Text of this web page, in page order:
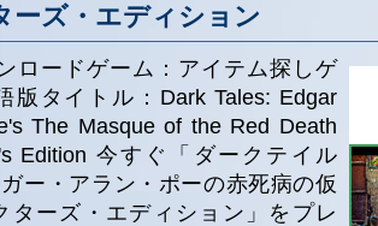
ーズ・エディション
ロードゲーム：アイテム探しゲ
版タイトル：Dark Tales: Edgar
The Masque of the Red Death
Edition 今すぐ「ダークテイル
ー・アラン・ポーの赤死病の仮
ターズ・エディション」をプレ